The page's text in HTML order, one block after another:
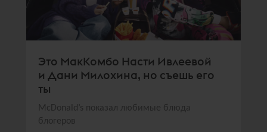
Это МакКомбо Насти Ивлеевой
и Дани Милохина, но съешь его
ты
McDonald’s показал любимые блюда
блогеров